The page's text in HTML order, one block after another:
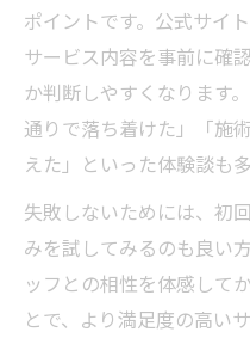
ポイントです。公式サイ
サービス内容を事前に確
か判断しやすくなります
通りで落ち着けた」「施
えた」といった体験談も多
失敗しないためには、初
みを試してみるのも良い
ッフとの相性を体感して
とで、より満足度の高い